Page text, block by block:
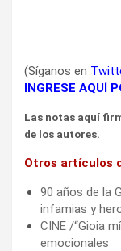
(Síganos en
INGRESE AQUÍ
Las notas aquí
de los autores.
Otros artículos
90 años de la
infamias y
CINE /“Gioia
emocionales